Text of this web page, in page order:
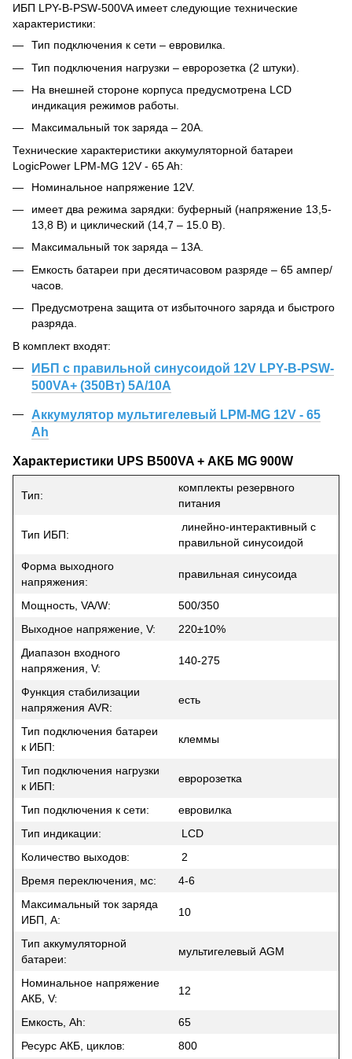
ИБП LPY-B-PSW-500VA имеет следующие технические
характеристики:
Тип подключения к сети – евровилка.
Тип подключения нагрузки – евророзетка (2 штуки).
На внешней стороне корпуса предусмотрена LCD
индикация режимов работы.
Максимальный ток заряда – 20А.
Технические характеристики аккумуляторной батареи
LogicPower LPM-MG 12V - 65 Ah:
Номинальное напряжение 12V.
имеет два режима зарядки: буферный (напряжение 13,5-
13,8 В) и циклический (14,7 – 15.0 В).
Максимальный ток заряда – 13А.
Емкость батареи при десятичасовом разряде – 65 ампер/
часов.
Предусмотрена защита от избыточного заряда и быстрого
разряда.
В комплект входят:
ИБП с правильной синусоидой 12V LPY-B-PSW-
500VA+ (350Вт) 5A/10A
Аккумулятор мультигелевый LPM-MG 12V - 65
Ah
Характеристики UPS B500VA + АКБ MG 900W
Тип:
комплекты резервного
питания
Тип ИБП:
линейно-интерактивный с
правильной синусоидой
Форма выходного
напряжения:
правильная синусоида
Мощность, VA/W:
500/350
Выходное напряжение, V:
220±10%
Диапазон входного
напряжения, V:
140-275
Функция стабилизации
напряжения AVR:
есть
Тип подключения батареи
к ИБП:
клеммы
Тип подключения нагрузки
к ИБП:
евророзетка
Тип подключения к сети:
евровилка
Тип индикации:
LCD
Количество выходов:
2
Время переключения, мс:
4-6
Максимальный ток заряда
ИБП, A:
10
Тип аккумуляторной
батареи:
мультигелевый AGM
Номинальное напряжение
АКБ, V:
12
Емкость, Ah:
65
Ресурс АКБ, циклов:
800